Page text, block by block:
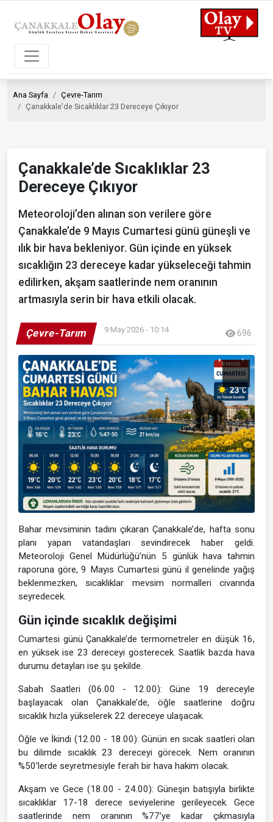
Ana Sayfa
Çevre-Tarım
Çanakkale’de Sıcaklıklar 23 Dereceye Çıkıyor
Çanakkale’de Sıcaklıklar 23
Dereceye Çıkıyor
Meteoroloji’den alınan son verilere göre
Çanakkale’de 9 Mayıs Cumartesi günü güneşli ve
ılık bir hava bekleniyor. Gün içinde en yüksek
sıcaklığın 23 dereceye kadar yükseleceği tahmin
edilirken, akşam saatlerinde nem oranının
artmasıyla serin bir hava etkili olacak.
Çevre-Tarım 9 May 2026 - 10:14 696
Bahar mevsiminin tadını çıkaran Çanakkale’de, hafta sonu
planı yapan vatandaşları sevindirecek haber geldi.
Meteoroloji Genel Müdürlüğü’nün 5 günlük hava tahmin
raporuna göre, 9 Mayıs Cumartesi günü il genelinde yağış
beklenmezken, sıcaklıklar mevsim normalleri civarında
seyredecek.
Gün içinde sıcaklık değişimi
Cumartesi günü Çanakkale’de termometreler en düşük 16,
en yüksek ise 23 dereceyi gösterecek. Saatlik bazda hava
durumu detayları ise şu şekilde.
Sabah Saatleri (06.00 - 12.00): Güne 19 dereceyle
başlayacak olan Çanakkale’de, öğle saatlerine doğru
sıcaklık hızla yükselerek 22 dereceye ulaşacak.
Öğle ve İkindi (12.00 - 18.00): Günün en sıcak saatleri olan
bu dilimde sıcaklık 23 dereceyi görecek. Nem oranının
%50’lerde seyretmesiyle ferah bir hava hakim olacak.
Akşam ve Gece (18.00 - 24.00): Güneşin batışıyla birlikte
sıcaklıklar 17-18 derece seviyelerine gerileyecek. Gece
saatlerinde nem oranının %77’ye kadar çıkmasıyla